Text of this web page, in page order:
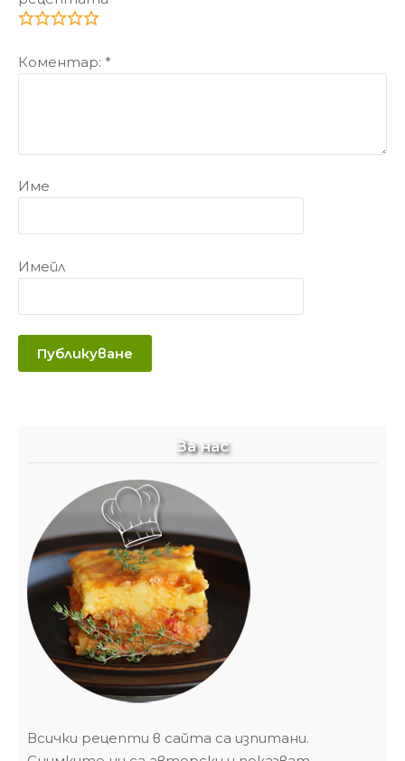
Коментар: *
Име
Имейл
За нас
Всички рецепти в сайта са изпитани.